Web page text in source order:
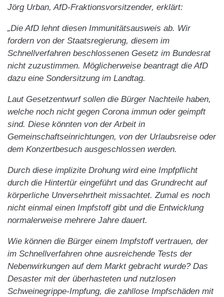
Jörg Urban, AfD-Fraktionsvorsitzender, erklärt:
„Die AfD lehnt diesen Immunitätsausweis ab. Wir
fordern von der Staatsregierung, diesem im
Schnellverfahren beschlossenen Gesetz im Bundesrat
nicht zuzustimmen. Möglicherweise beantragt die AfD
dazu eine Sondersitzung im Landtag.
Laut Gesetzentwurf sollen die Bürger Nachteile haben,
welche noch nicht gegen Corona immun oder geimpft
sind. Diese könnten von der Arbeit in
Gemeinschaftseinrichtungen, von der Urlaubsreise oder
dem Konzertbesuch ausgeschlossen werden.
Durch diese implizite Drohung wird eine Impfpflicht
durch die Hintertür eingeführt und das Grundrecht auf
körperliche Unversehrtheit missachtet. Zumal es noch
nicht einmal einen Impfstoff gibt und die Entwicklung
normalerweise mehrere Jahre dauert.
Wie können die Bürger einem Impfstoff vertrauen, der
im Schnellverfahren ohne ausreichende Tests der
Nebenwirkungen auf dem Markt gebracht wurde? Das
Desaster mit der überhasteten und nutzlosen
Schweinegrippe-Impfung, die zahllose Impfschäden mit